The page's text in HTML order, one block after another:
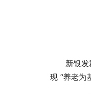
新银
现 “养老为